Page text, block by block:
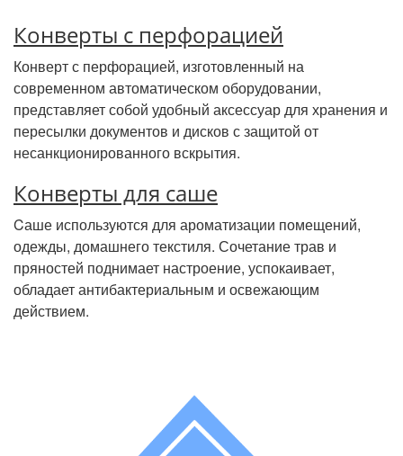
Конверты с перфорацией
Конверт с перфорацией, изготовленный на
современном автоматическом оборудовании,
представляет собой удобный аксессуар для хранения и
пересылки документов и дисков с защитой от
несанкционированного вскрытия.
Конверты для саше
Cаше используются для ароматизации помещений,
одежды, домашнего текстиля. Сочетание трав и
пряностей поднимает настроение, успокаивает,
обладает антибактериальным и освежающим
действием.